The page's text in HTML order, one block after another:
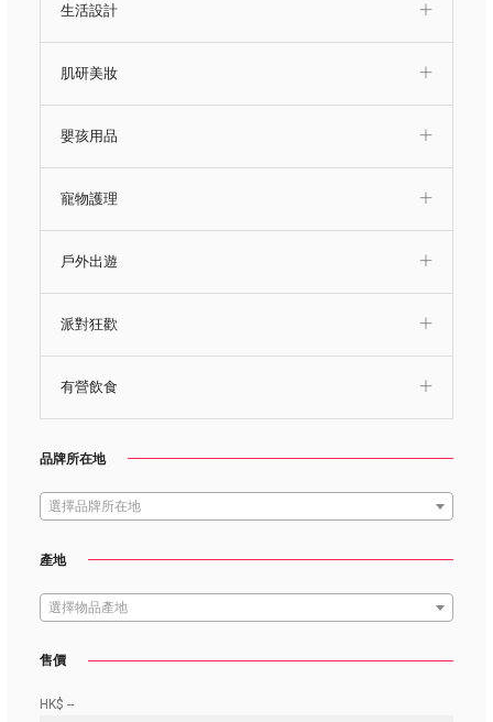
生活設計
肌研美妝
嬰孩用品
寵物護理
戶外出遊
派對狂歡
有營飲食
品牌所在地
選擇品牌所在地
產地
選擇物品產地
售價
HK$ --